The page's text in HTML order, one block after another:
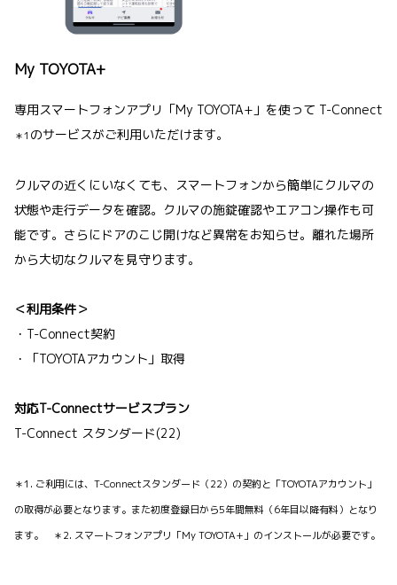
My TOYOTA+
専用スマートフォンアプリ「My TOYOTA+」を使って T-Connect
＊1 のサービスがご利用いただけます。
クルマの近くにいなくても、スマートフォンから簡単にクルマの
状態や走行データを確認。クルマの施錠確認やエアコン操作も可
能です。さらにドアのこじ開けなど異常をお知らせ。離れた場所
から大切なクルマを見守ります。
＜利用条件＞
・T-Connect契約
・「TOYOTAアカウント」取得
対応T-Connectサービスプラン
T-Connect スタンダード(22)
＊1. ご利用には、T-Connectスタンダード（22）の契約と「TOYOTAアカウント」
の取得が必要となります。また初度登録日から5年間無料（6年目以降有料）となり
ます。 ＊2. スマートフォンアプリ「My TOYOTA+」のインストールが必要です。